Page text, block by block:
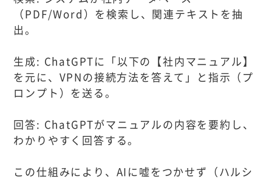
（PDF/Word）を検索し、関連テキストを抽
出。
生成: ChatGPTに「以下の【社内マニュアル】
を元に、VPNの接続方法を答えて」と指示（プ
ロンプト）を送る。
回答: ChatGPTがマニュアルの内容を要約し、
わかりやすく回答する。
この仕組みにより、AIに嘘をつかせず（ハルシ